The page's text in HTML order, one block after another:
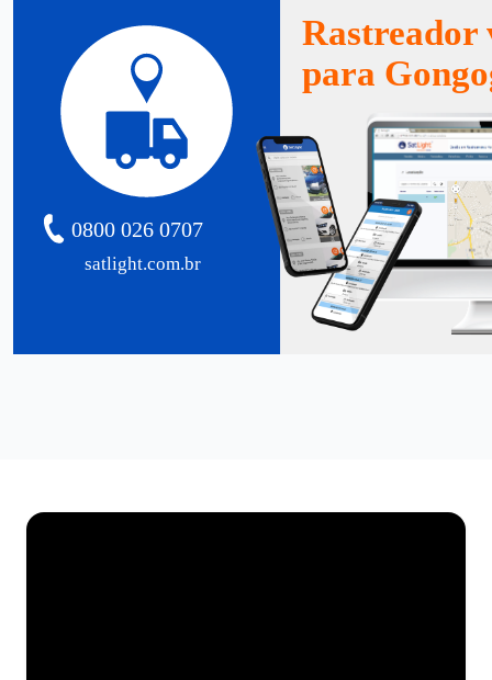
satlight.com.br
0800 026 0707
Rastreador
para